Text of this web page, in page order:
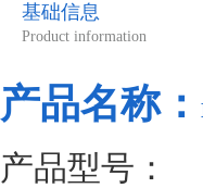
基础信息
Product information
产品名称：
产品型号：